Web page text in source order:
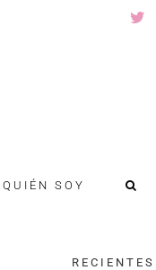
QUIÉN SOY
R E C I E N T E S